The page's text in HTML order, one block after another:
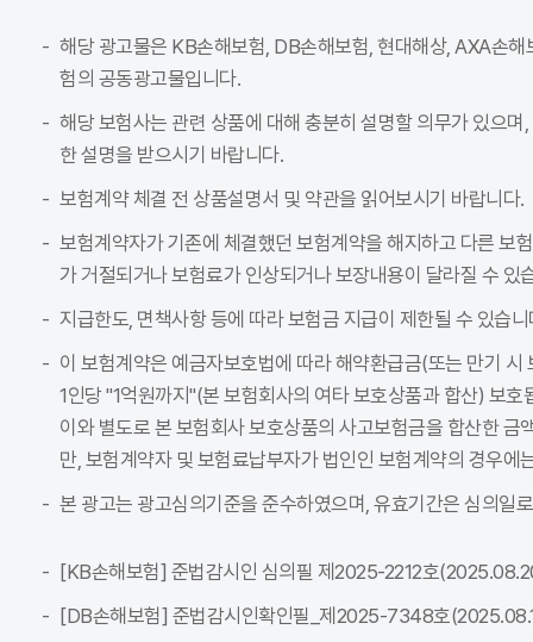
해당 광고물은 KB손해보험, DB손해보험, 현대해상, AXA손
험의 공동광고물입니다.
해당 보험사는 관련 상품에 대해 충분히 설명할 의무가 있으
한 설명을 받으시기 바랍니다.
보험계약 체결 전 상품설명서 및 약관을 읽어보시기 바랍니다.
보험계약자가 기존에 체결했던 보험계약을 해지하고 다른 보
가 거절되거나 보험료가 인상되거나 보장내용이 달라질 수 있
지급한도, 면책사항 등에 따라 보험금 지급이 제한될 수 있습니
이 보험계약은 예금자보호법에 따라 해약환급금(또는 만기
1인당 "1억원까지"(본 보험회사의 여타 보호상품과 합산) 보호
이와 별도로 본 보험회사 보호상품의 사고보험금을 합산한 금
만, 보험계약자 및 보험료납부자가 법인인 보험계약의 경우에
본 광고는 광고심의기준을 준수하였으며, 유효기간은 심의일
[KB손해보험] 준법감시인 심의필 제2025-2212호
[DB손해보험] 준법감시인확인필_제2025-7348호